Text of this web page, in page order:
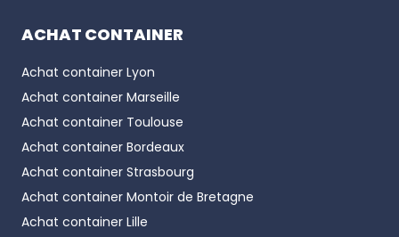
ACHAT CONTAINER
Achat container Lyon
Achat container Marseille
Achat container Toulouse
Achat container Bordeaux
Achat container Strasbourg
Achat container Montoir de Bretagne
Achat container Lille